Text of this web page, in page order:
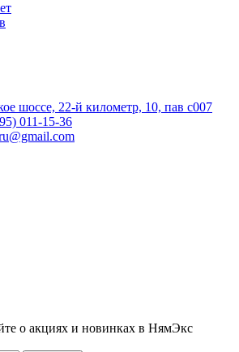
шоссе, 22-й километр, 10, пав с007
011-15-36
о акциях и новинках в НямЭкс